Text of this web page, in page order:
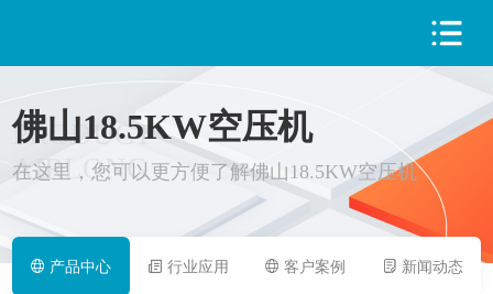
PRODUCT
AIRLONG
佛山18.5KW空压机
在这里，您可以更方便了解佛山18.5KW空压机
产品中心 行业应用 客户案例 新闻动态